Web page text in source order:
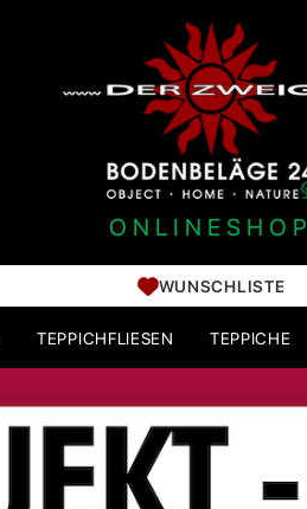
ONLINESHOP
WUNSCHLISTE
TEPPICHFLIESEN TEPPICHE